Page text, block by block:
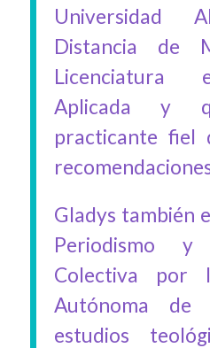
Distancia de
Licenciatura
Aplicada y
practicante fiel
Gladys también
Periodismo y
Colectiva por
Autónoma de
estudios